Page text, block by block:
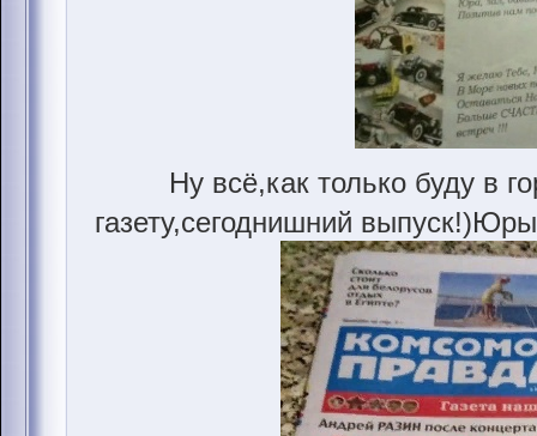
Ну всё,как только буду в
газету,сегоднишний